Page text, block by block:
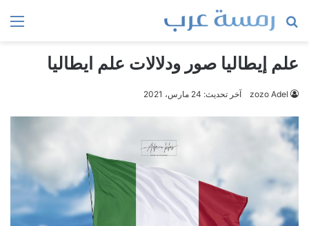
بحث
علم إيطاليا صور ودلالات علم ايطاليا
zozo Adel آخر تحديث: 24 مارس، 2021